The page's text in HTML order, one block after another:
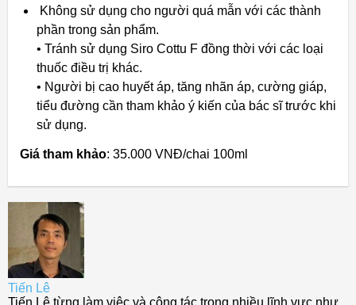
Không sử dụng cho người quá mẫn với các thành
phần trong sản phẩm.
• Tránh sử dụng Siro Cottu F đồng thời với các loại
thuốc điều trị khác.
• Người bị cao huyết áp, tăng nhãn áp, cường giáp,
tiểu đường cần tham khảo ý kiến của bác sĩ trước khi
sử dụng.
Giá tham khảo: 35.000 VNĐ/chai 100ml
Tiến Lê